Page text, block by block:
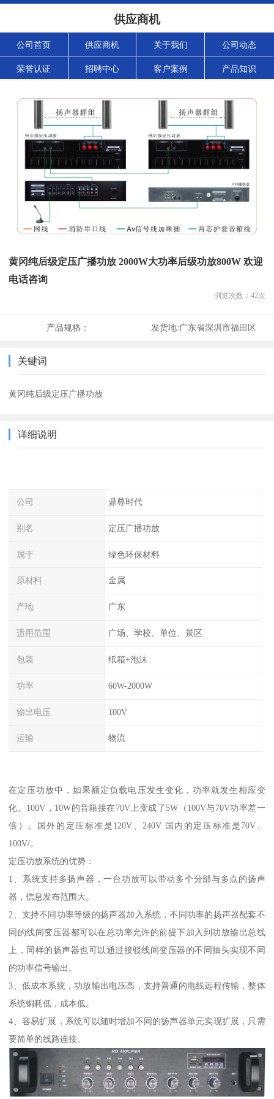
供应商机
公司首页 供应商机 关于我们 公司动态
荣誉认证 招聘中心 客户案例 产品知识
黄冈纯后级定压广播功放 2000W大功率后级功放800W 欢迎
电话咨询
浏览次数： 42次
产品规格： 发货地:广东省深圳市福田区
关键词
黄冈纯后级定压广播功放
详细说明
公司 鼎尊时代
别名 定压广播功放
属于 绿色环保材料
原材料 金属
产地 广东
适用范围 广场、学校、单位、景区
包装 纸箱+泡沫
功率 60W-2000W
输出电压 100V
运输 物流
在定压功放中，如果额定负载电压发生变化，功率就发生相应变
化。100V，10W的音箱接在70V上变成了5W（100V与70V功率差一
倍）。国外的定压标准是120V、240V 国内的定压标准是70V、
100V/。
定压功放系统的优势：
1、系统支持多扬声器，一台功放可以带动多个分部与多点的扬声
器，信息发布范围大。
2、支持不同功率等级的扬声器加入系统，不同功率的扬声器配套不
同的线间变压器都可以在总功率允许的前提下加入到功放输出总线
上，同样的扬声器也可以通过接驳线间变压器的不同抽头实现不同
的功率信号输出。
3、低成本系统，功放输出电压高，支持普通的电线远程传输，整体
系统铜耗低，成本低。
4、容易扩展，系统可以随时增加不同的扬声器单元实现扩展，只需
要简单的线路连接。